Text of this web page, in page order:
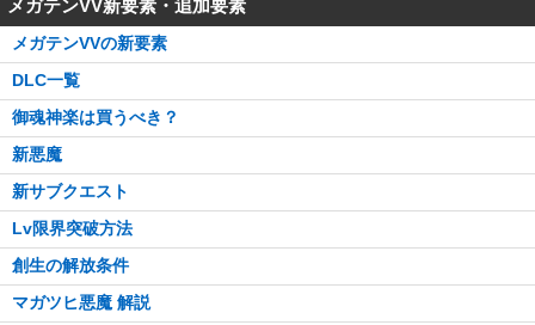
メガテンVV新要素・追加要素
メガテンVVの新要素
DLC一覧
御魂神楽は買うべき？
新悪魔
新サブクエスト
Lv限界突破方法
創生の解放条件
マガツヒ悪魔 解説